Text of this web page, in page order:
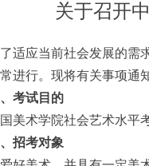
关于召开
适应当前社会发展的需
进行。现将有关事项通
考试目的
美术学院社会艺术水平
招考对象